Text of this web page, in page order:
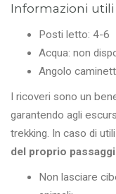
Informazioni utili
Posti letto: 4-6
Acqua: non
Angolo
I ricoveri sono un
garantendo agli
trekking. In caso di
del proprio
Non lasciare